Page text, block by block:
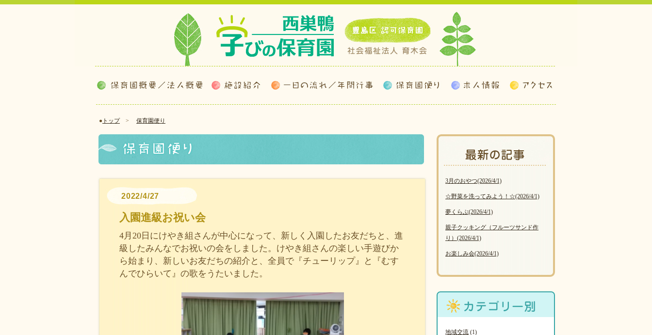
● トップ> 保育園便り
2022/4/27
入園進級お祝い会
4月20日にけやき組さんが中心になって、新しく入園したお友だちと、進
級したみんなでお祝いの会をしました。けやき組さんの楽しい手遊びか
ら始まり、新しいお友だちの紹介と、全員で『チューリップ』と『むす
んでひらいて』の歌をうたいました。
3月のおやつ(2026/4/1)
☆野菜を洗ってみよう！☆(2026/4/1)
夢くらぶ(2026/4/1)
親子クッキング（フルーツサンド作
り） (2026/4/1)
お楽しみ会(2026/4/1)
地域交流 (1)